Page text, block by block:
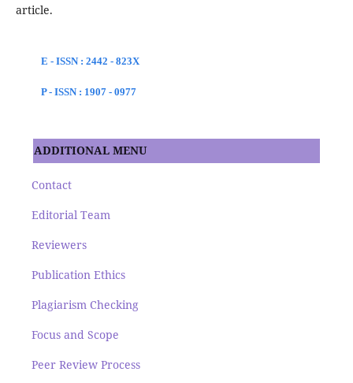
article.
E - ISSN : 2442 - 823X
P - ISSN : 1907 - 0977
ADDITIONAL MENU
Contact
Editorial Team
Reviewers
Publication Ethics
Plagiarism Checking
Focus and Scope
Peer Review Process